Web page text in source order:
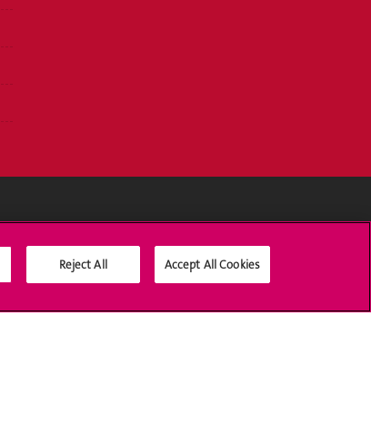
Reject All Accept All Cookies